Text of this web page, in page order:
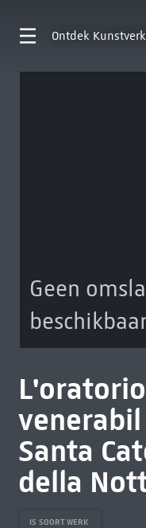
Ontdek
Geen
Santa
della
IS SOORT WERK